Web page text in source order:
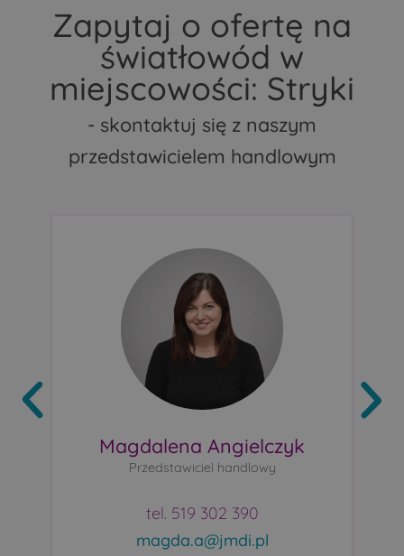
Zapytaj o ofertę na
światłowód w
miejscowości: Stryki
- skontaktuj się z naszym
przedstawicielem handlowym
Magdalena Angielczyk
Przedstawiciel handlowy
tel. 519 302 390
magda.a@jmdi.pl